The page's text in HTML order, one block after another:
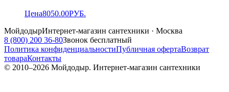
Цена8050.00РУБ.
МойдодырИнтернет-магазин сантехники · Москва
8 (800) 200 36-80Звонок бесплатный
Политика конфиденциальностиПубличная офертаВозврат
товараКонтакты
© 2010–2026 Мойдодыр. Интернет-магазин сантехники